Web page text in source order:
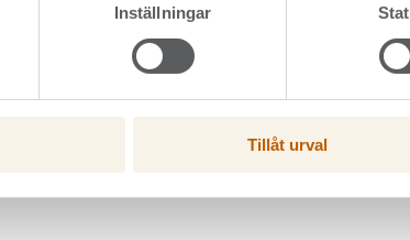
Inställningar
Tillåt urval